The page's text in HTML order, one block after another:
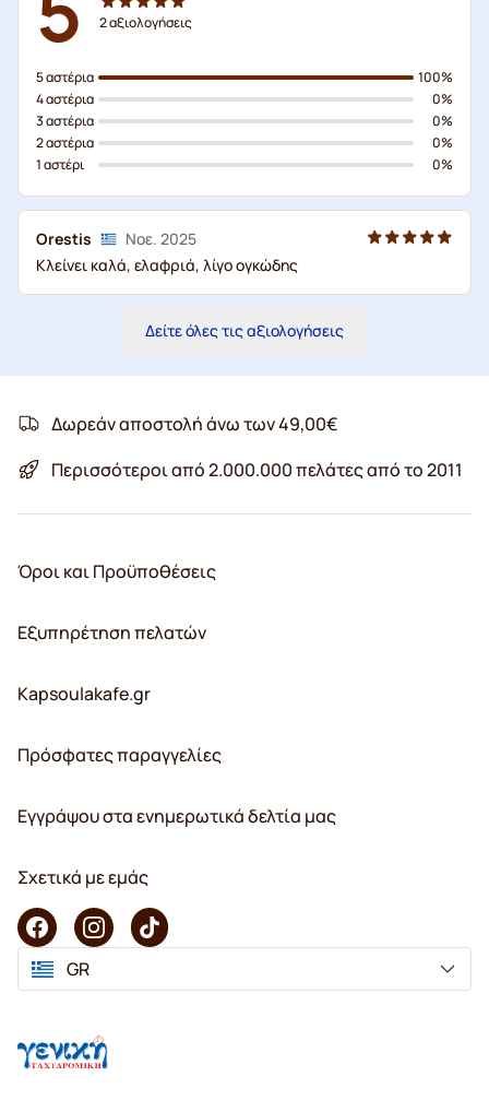
2αξιολογήσεις
5 αστέρια
4 αστέρια
3 αστέρια
2 αστέρια
1 αστέρι
100%
0%
0%
0%
0%
Orestis
Νοε. 2025
Κλείνει καλά, ελαφριά, λίγο ογκώδης
Δείτε όλες τις αξιολογήσεις
Δωρεάν αποστολή άνω των 49,00€
Περισσότεροι από 2.000.000 πελάτες από το 2011
Όροι και Προϋποθέσεις
Εξυπηρέτηση πελατών
Kapsoulakafe.gr
Πρόσφατες παραγγελίες
Εγγράψου στα ενημερωτικά δελτία μας
Σχετικά με εμάς
GR